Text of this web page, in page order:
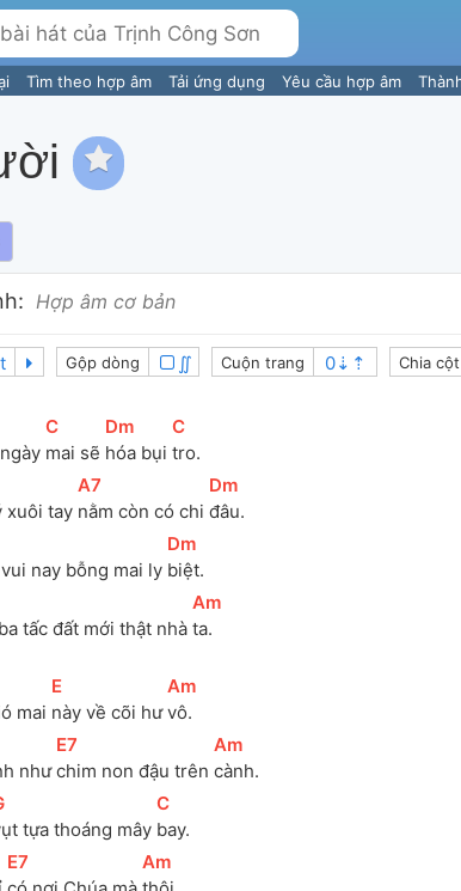
Tìm theo hợp âm Tải ứng dụng Yêu cầu hợp âm
Hợp âm cơ bản
Gộp dòng ∬ Cuộn trang Chia cột
[
C
mai sẽ
[Dm
hóa bụi
[
C
tro.
xuôi tay
[
A7
nằm còn có chi
[Dm
đâu.
nay bỗng mai ly
[Dm
biệt.
tấc đất mới thật nhà
[
Am
ta.
mai
[E
này về cõi hư
[
Am
vô.
như
[E7
chim non đậu trên
[
Am
cành.
tựa thoáng mây
[
C
bay.
[E7 [
Am